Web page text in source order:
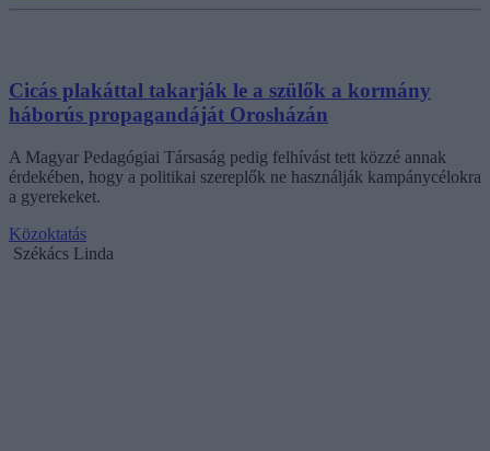
Cicás plakáttal takarják le a szülők a kormány
háborús propagandáját Orosházán
A Magyar Pedagógiai Társaság pedig felhívást tett közzé annak
érdekében, hogy a politikai szereplők ne használják kampánycélokra
a gyerekeket.
Közoktatás
Székács Linda